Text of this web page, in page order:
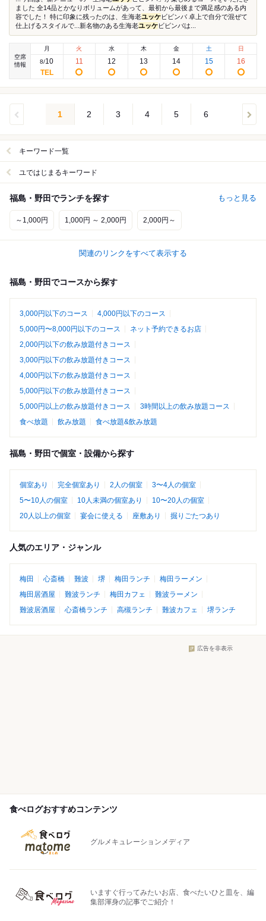
ました 全14品とかなりボリュームがあって、最初から最後まで満足感のある内
容でした！ 特に印象に残ったのは、生海老ユッケビビンバ 卓上で自分で混ぜて
仕上げるスタイルで...新名物のある生海老ユッケビビンバは...
空席
情報
月
8/10
火
11
水
12
木
13
金
14
土
15
日
16
1 2 3 4 5 6
キーワード一覧
ユではじまるキーワード
福島・野田でランチを探す もっと見る
～1,000円 1,000円 ～ 2,000円 2,000円～
関連のリンクをすべて表示する
福島・野田でコースから探す
3,000円以下のコース
4,000円以下のコース
5,000円〜8,000円以下のコース
ネット予約できるお店
2,000円以下の飲み放題付きコース
3,000円以下の飲み放題付きコース
4,000円以下の飲み放題付きコース
5,000円以下の飲み放題付きコース
5,000円以上の飲み放題付きコース
3時間以上の飲み放題コース
食べ放題
飲み放題 食べ放題&飲み放題
福島・野田で個室・設備から探す
個室あり 完全個室あり 2人の個室
3〜4人の個室
5〜10人の個室
10人未満の個室あり
10〜20人の個室
20人以上の個室
宴会に使える 座敷あり 掘りごたつあり
人気のエリア・ジャンル
梅田 心斎橋 難波 堺 梅田ランチ
梅田ラーメン
梅田居酒屋
難波ランチ 梅田カフェ
難波ラーメン
難波居酒屋
心斎橋ランチ 高槻ランチ 難波カフェ 堺ランチ
広告を非表示
食べログおすすめコンテンツ
グルメキュレーションメディア
いますぐ行ってみたいお店、食べたいひと皿を、編
集部渾身の記事でご紹介！